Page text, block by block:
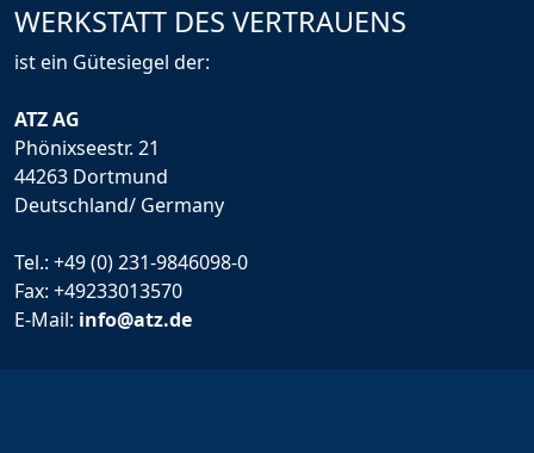
WERKSTATT DES VERTRAUENS
ist ein Gütesiegel der:
ATZ AG
Phönixseestr. 21
44263 Dortmund
Deutschland/ Germany
Tel.: +49 (0) 231-9846098-0
Fax: +49233013570
E-Mail: info@atz.de